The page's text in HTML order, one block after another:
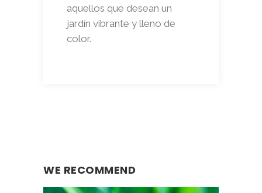
aquellos que desean un
jardín vibrante y lleno de
color.
WE RECOMMEND